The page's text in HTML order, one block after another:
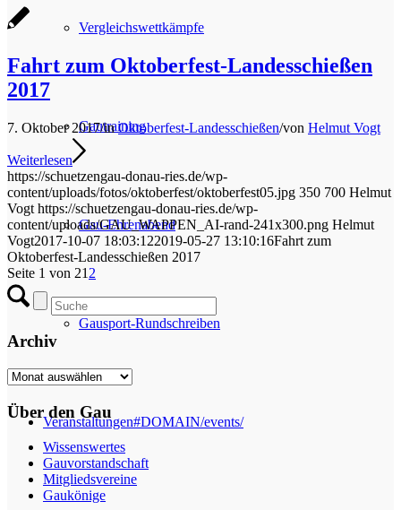
Vergleichswettkämpfe
Gautraining
Gau-Ehrenabend
Gausport-Rundschreiben
Veranstaltungen#DOMAIN/events/
Fahrt zum Oktoberfest-Landesschießen
2017
7. Oktober 2017/inOktoberfest-Landesschießen/von Helmut Vogt
Weiterlesen
https://schuetzengau-donau-ries.de/wp-
content/uploads/fotos/oktoberfest/oktoberfest05.jpg 350 700 Helmut
Vogt https://schuetzengau-donau-ries.de/wp-
content/uploads/GAU_WAPPEN_AI-rand-241x300.png Helmut
Vogt2017-10-07 18:03:122019-05-27 13:10:16Fahrt zum
Oktoberfest-Landesschießen 2017
Seite 1 von 21 2
Archiv
Archiv
Über den Gau
Wissenswertes
Gauvorstandschaft
Mitgliedsvereine
Gaukönige